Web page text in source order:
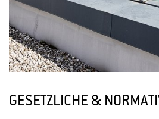
GESETZLICHE &